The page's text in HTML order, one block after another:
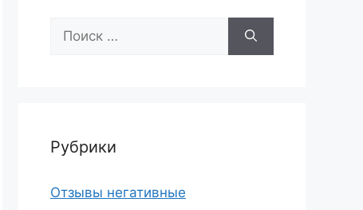
Поиск:
Рубрики
Отзывы негативные